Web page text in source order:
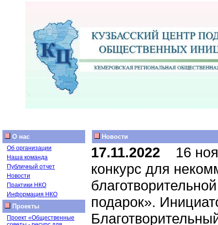
О нас
Об организации
Наша команда
Публичный отчет
Новости
Практики НКО
Информация НКО
Проекты
Проект «Общественные
Новости
17.11.2022 16
конкурс для
подарок».